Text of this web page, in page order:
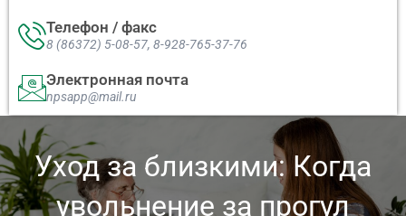
Телефон / факс
8 (86372) 5-08-57, 8-928-765-37-76
Электронная почта
npsapp@mail.ru
Уход за близкими: Когда
увольнение за прогул